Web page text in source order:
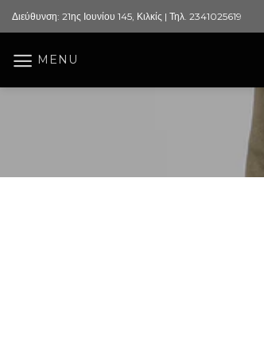
Skip
to
Διεύθυνση: 21ης Ιουνίου 145, Κιλκίς | Τηλ. 2341025619
MENU